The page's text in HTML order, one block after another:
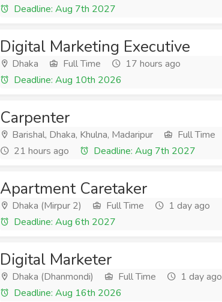
Deadline: Aug 7th 2027
Digital Marketing Executive
Dhaka Full Time
17 hours ago
Deadline: Aug 10th 2026
Carpenter
Barishal, Dhaka, Khulna, Madaripur
Full Time
21 hours ago
Deadline: Aug 7th 2027
Apartment Caretaker
Dhaka (Mirpur 2) Full Time
1 day ago
Deadline: Aug 6th 2027
Digital Marketer
Dhaka (Dhanmondi) Full Time
1 day ago
Deadline: Aug 16th 2026